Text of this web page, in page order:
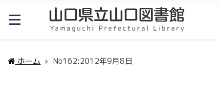
ホーム No162:2012年9月8日